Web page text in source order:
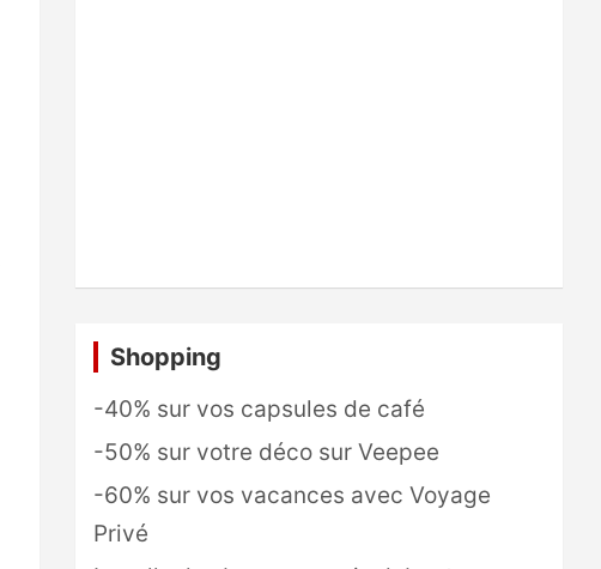
Shopping
-40% sur vos capsules de café
-50% sur votre déco sur Veepee
-60% sur vos vacances avec Voyage
Privé